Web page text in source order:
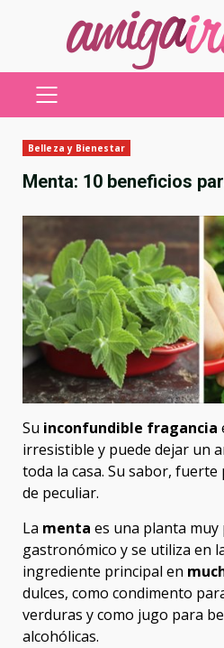
MENÚ
Belleza y Bienestar
Menta: 10 beneficios
Su inconfundible fragancia
irresistible y puede dejar un
toda la casa. Su sabor,
de peculiar.
La menta es una planta
gastronómico y se utiliza en
ingrediente principal en
dulces, como condimento
verduras y como jugo para
alcohólicas.